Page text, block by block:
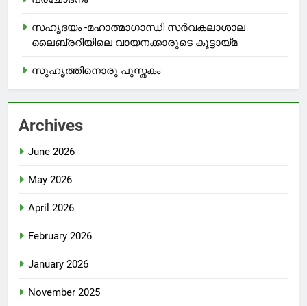
സഹൃദയം -മഹാത്മാഗാന്ധി സർവകലാശാല
ലൈബ്രറിയിലെ വായനക്കാരുടെ കൂട്ടായ്മ
സുഹൃത്തിനൊരു പുസ്തകം
Archives
June 2026
May 2026
April 2026
February 2026
January 2026
November 2025